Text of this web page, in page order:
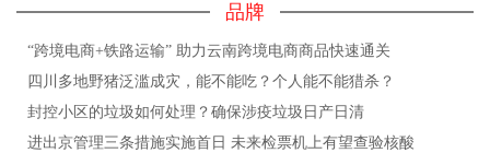
品牌
“跨境电商+铁路运输” 助力云南跨境电商商品快速通关
四川多地野猪泛滥成灾，能不能吃？个人能不能猎杀？
封控小区的垃圾如何处理？确保涉疫垃圾日产日清
进出京管理三条措施实施首日 未来检票机上有望查验核酸